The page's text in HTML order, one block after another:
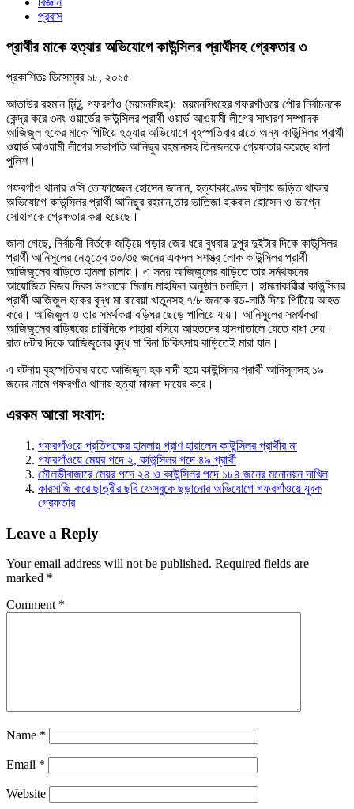
প্রবাস
প্রার্থীর মাকে হত্যার অভিযোগে কাউন্সিলর প্রার্থীসহ গ্রেফতার ৩
প্রকাশিতঃ ডিসেম্বর ১৮, ২০১৫
আতাউর রহমান মিন্টু, গফরগাঁও (ময়মনসিংহ): ময়মনসিংহের গফরগাঁওয়ে পৌর নির্বাচনকে
কেন্দ্র করে ৩নং ওয়ার্ডের কাউন্সিলর প্রার্থী ওয়ার্ড আওয়ামী লীগের সাধারণ সম্পাদক
আজিজুল হকের মাকে পিটিয়ে হত্যার অভিযোগে বৃহস্পতিবার রাতে অন্য কাউন্সিলর প্রার্থী
ওয়ার্ড আওয়ামী লীগের সভাপতি আনিছুর রহমানসহ তিনজনকে গ্রেফতার করেছে থানা
পুলিশ।
গফরগাঁও থানার ওসি তোফাজ্জেল হোসেন জানান, হত্যাকাণ্ডের ঘটনায় জড়িত থাকার
অভিযোগে কাউন্সিলর প্রার্থী আনিছুর রহমান,তার ভাতিজা ইকবাল হোসেন ও ভাগ্নে
সোহাগকে গ্রেফতার করা হয়েছে।
জানা গেছে, নির্বাচনী বির্তকে জড়িয়ে পড়ার জের ধরে বুধবার দুপুর দুইটার দিকে কাউন্সিলর
প্রার্থী আনিসুলের নেতৃত্বে ৩০/৩৫ জনের একদল সশস্ত্র লোক কাউন্সিলর প্রার্থী
আজিজুলের বাড়িতে হামলা চালায়। এ সময় আজিজুলের বাড়িতে তার সর্মথকদের
আয়োজিত বিজয় দিবস উপলক্ষে মিলাদ মাহফিল অনুষ্ঠান চলছিল। হামলাকারীরা কাউন্সিলর
প্রার্থী আজিজুল হকের বৃদ্ধ মা রাবেয়া খাতুনসহ ৭/৮ জনকে রড-লাঠি দিয়ে পিটিয়ে আহত
করে। আজিজুল ও তার সমর্থকরা বড়িঘর ছেড়ে পালিয়ে যায়। আনিসুলের সমর্থকরা
আজিজুলের বাড়িঘরের চারিদিকে পাহারা বসিয়ে আহতদের হাসপাতালে যেতে বাধা দেয়।
রাত ৮টার দিকে আজিজুলের বৃদ্ধ মা বিনা চিকিৎসায় বাড়িতেই মারা যান।
এ ঘটনায় বৃহস্পতিবার রাতে আজিজুল হক বাদী হয়ে কাউন্সিলর প্রার্থী আনিসুলসহ ১৯
জনের নামে গফরগাঁও থানায় হত্যা মামলা দায়ের করে।
এরকম আরো সংবাদ:
গফরগাঁওয়ে প্রতিপক্ষের হামলায় প্রাণ হারালেন কাউন্সিলর প্রার্থীর মা
গফরগাঁওয়ে মেয়র পদে ২, কাউন্সিলর পদে ৪৯ প্রার্থী
মৌলভীবাজারে মেয়র পদে ২৪ ও কাউন্সিলর পদে ১৮৪ জনের মনোনয়ন দাখিল
কারসাজি করে ছাত্রীর ছবি ফেসবুকে ছড়ানোর অভিযোগে গফরগাঁওয়ে যুবক
গ্রেফতার
Leave a Reply
Your email address will not be published. Required fields are
marked *
Comment *
Name *
Email *
Website